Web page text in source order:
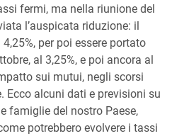
fermi, ma nella riunione del
l’auspicata riduzione: il
per poi essere portato
al 3,25%, e poi ancora al
sui mutui, negli scorsi
Ecco alcuni dati e previsioni su
famiglie del nostro Paese,
potrebbero evolvere i tassi